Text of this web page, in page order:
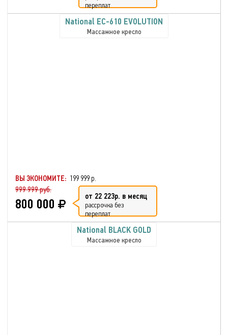
переплат
National EC-610 EVOLUTION
Массажное кресло
ВЫ ЭКОНОМИТЕ: 199 999 р.
999 999 руб.
800 000 от 22 223р. в месяц
рассрочка без
переплат
National BLACK GOLD
Массажное кресло